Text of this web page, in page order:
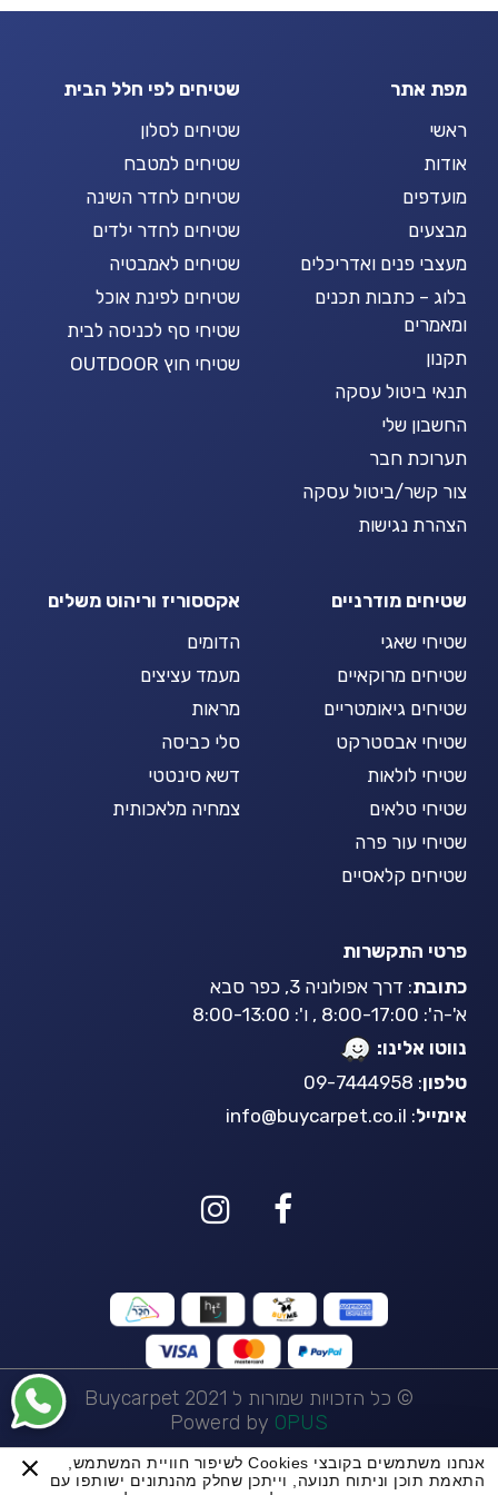
אנחנו משתמשים בקובצי Cookies לשיפור חוויית המשתמש,
התאמת תוכן וניתוח תנועה, וייתכן שחלק מהנתונים ישותפו עם
מפת אתר
ראשי
אודות
מועדפים
מבצעים
מעצבי פנים ואדריכלים
בלוג – כתבות תכנים
ומאמרים
תקנון
תנאי ביטול עסקה
החשבון שלי
תערוכת חבר
צור קשר/ביטול עסקה
הצהרת נגישות
שטיחים לפי חלל הבית
שטיחים לסלון
שטיחים למטבח
שטיחים לחדר השינה
שטיחים לחדר ילדים
שטיחים לאמבטיה
שטיחים לפינת אוכל
שטיחי סף לכניסה לבית
שטיחי חוץ OUTDOOR
שטיחים מודרניים
שטיחי שאגי
שטיחים מרוקאיים
שטיחים גיאומטריים
שטיחי אבסטרקט
שטיחי לולאות
שטיחי טלאים
שטיחי עור פרה
שטיחים קלאסיים
אקססוריז וריהוט משלים
הדומים
מעמד עציצים
מראות
סלי כביסה
דשא סינטטי
צמחיה מלאכותית
פרטי התקשרות
כתובת: דרך אפולוניה 3, כפר סבא
א'-ה': 8:00-17:00 , ו': 8:00-13:00
נווטו אלינו:
טלפון: 09-7444958
אימייל:
info@buycarpet.co.il
© כל הזכויות שמורות ל Buycarpet 2021
Powerd by OPUS
BuyCarpet AI